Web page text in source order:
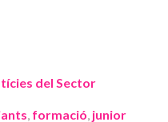
del Sector
, formació, junior